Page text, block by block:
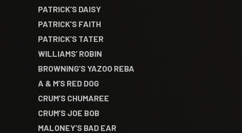
PATRICK’S DAISY
PATRICK’S FAITH
PATRICK’S TATER
WILLIAMS’ ROBIN
BROWNING’S YAZOO REBA
A & M’S RED DOG
CRUM’S CHUMAREE
CRUM’S JOE BOB
MALONEY’S BAD EAR